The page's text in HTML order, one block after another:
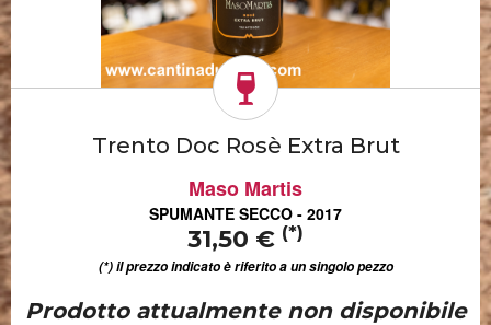
Trento Doc Rosè Extra Brut
Maso Martis
SPUMANTE SECCO - 2017
31,50 € (*)
(*) il prezzo indicato è riferito a un singolo pezzo
Prodotto attualmente non disponibile